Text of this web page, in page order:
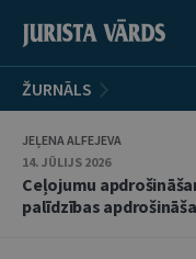
ŽURNĀLS
JEĻENA ALFEJEVA
14. JŪLIJS 2026
Ceļojumu
palīdzības